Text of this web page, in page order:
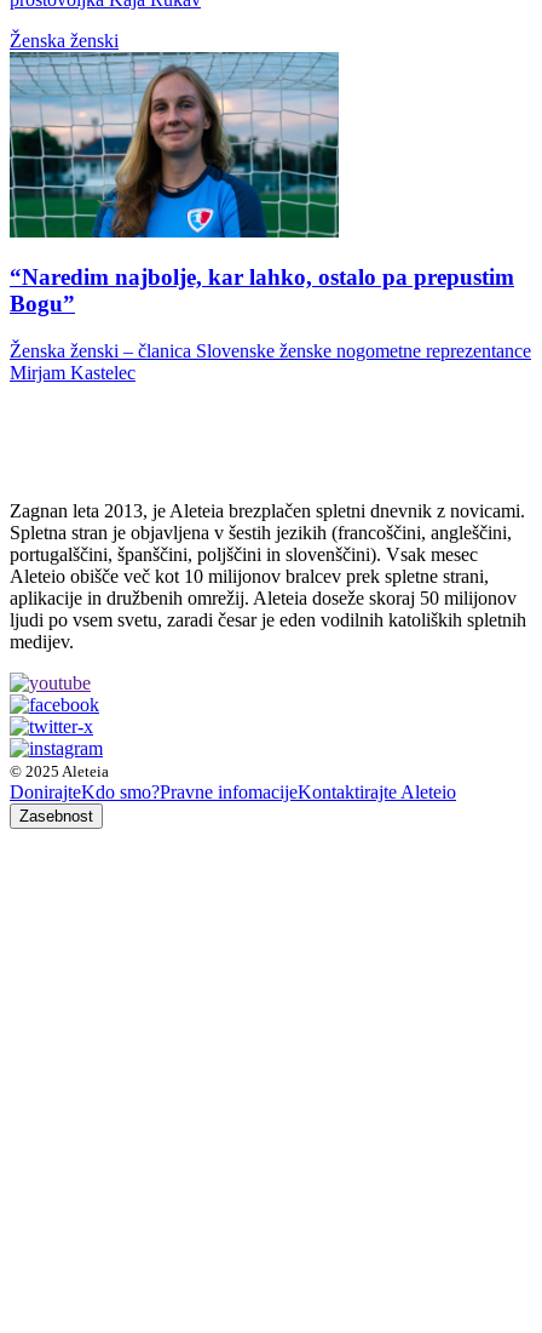
Ženska ženski
“Naredim najbolje, kar lahko, ostalo pa prepustim
Bogu”
Ženska ženski – članica Slovenske ženske nogometne reprezentance
Mirjam Kastelec
Zagnan leta 2013, je Aleteia brezplačen spletni dnevnik z novicami.
Spletna stran je objavljena v šestih jezikih (francoščini, angleščini,
portugalščini, španščini, poljščini in slovenščini). Vsak mesec
Aleteio obišče več kot 10 milijonov bralcev prek spletne strani,
aplikacije in družbenih omrežij. Aleteia doseže skoraj 50 milijonov
ljudi po vsem svetu, zaradi česar je eden vodilnih katoliških spletnih
medijev.
© 2025 Aleteia
DonirajteKdo smo?Pravne infomacijeKontaktirajte Aleteio
Zasebnost